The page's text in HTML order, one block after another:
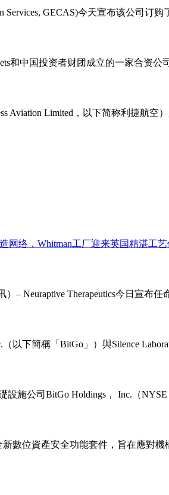
GECAS)今天宣布该公司订购
和中国投资者财团成立的一家合资
Limited，以下简称利捷航空
– Neuraptive Therapeutics今日宣布
下簡稱「BitGo」）與Silence
施公司BitGo Holdings， Inc.（
數位資產安全功能套件，旨在應對